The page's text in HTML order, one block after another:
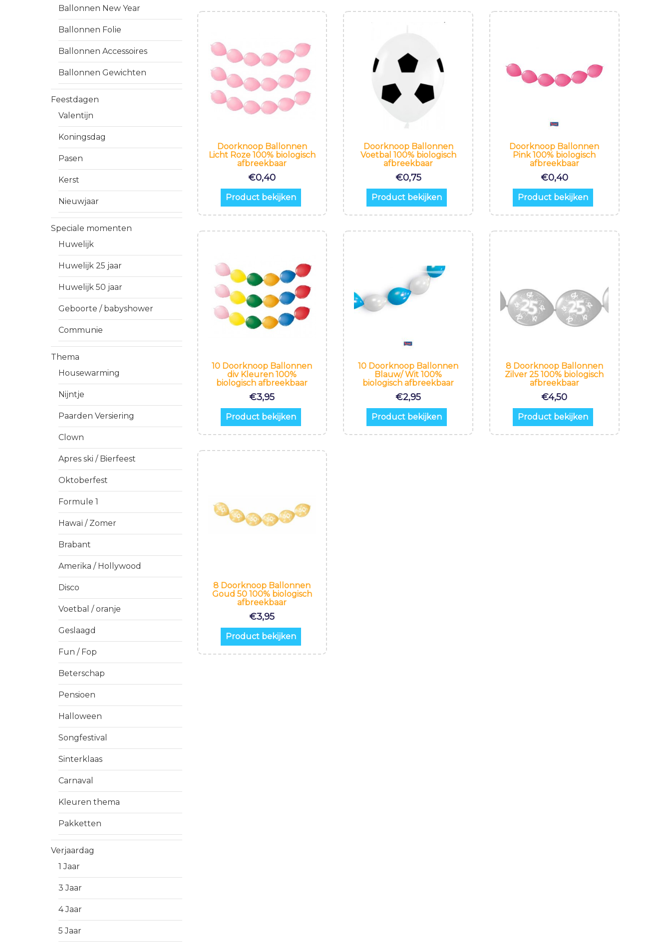
Ballonnen New Year
Ballonnen Folie
Ballonnen Accessoires
Ballonnen Gewichten
Feestdagen
Valentijn
Koningsdag
Pasen
Kerst
Nieuwjaar
Speciale momenten
Huwelijk
Huwelijk 25 jaar
Huwelijk 50 jaar
Geboorte / babyshower
Communie
Thema
Housewarming
Nijntje
Paarden Versiering
Clown
Apres ski / Bierfeest
Oktoberfest
Formule 1
Hawaï / Zomer
Brabant
Amerika / Hollywood
Disco
Voetbal / oranje
Geslaagd
Fun / Fop
Beterschap
Pensioen
Halloween
Songfestival
Sinterklaas
Carnaval
Kleuren thema
Pakketten
Verjaardag
1 Jaar
3 Jaar
4 Jaar
5 Jaar
Doorknoop Ballonnen
Licht Roze 100% biologisch
afbreekbaar
€0,40
Product bekijken
Doorknoop Ballonnen
Voetbal 100% biologisch
afbreekbaar
€0,75
Product bekijken
Doorknoop Ballonnen
Pink 100% biologisch
afbreekbaar
€0,40
Product bekijken
10 Doorknoop Ballonnen
div Kleuren 100%
biologisch afbreekbaar
€3,95
Product bekijken
10 Doorknoop Ballonnen
Blauw/ Wit 100%
biologisch afbreekbaar
€2,95
Product bekijken
8 Doorknoop Ballonnen
Zilver 25 100% biologisch
afbreekbaar
€4,50
Product bekijken
8 Doorknoop Ballonnen
Goud 50 100% biologisch
afbreekbaar
€3,95
Product bekijken